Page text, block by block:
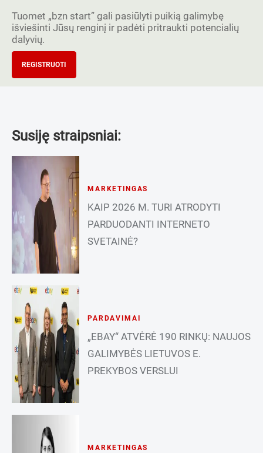
Tuomet „bzn start” gali pasiūlyti puikią galimybę
išviešinti Jūsų renginį ir padėti pritraukti potencialių
dalyvių.
REGISTRUOTI
Susiję straipsniai:
MARKETINGAS
KAIP 2026 M. TURI ATRODYTI
PARDUODANTI INTERNETO
SVETAINĖ?
PARDAVIMAI
„EBAY“ ATVĖRĖ 190 RINKŲ: NAUJOS
GALIMYBĖS LIETUVOS E.
PREKYBOS VERSLUI
MARKETINGAS